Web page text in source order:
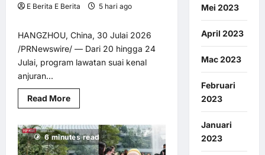
E Berita E Berita 5 hari ago
HANGZHOU, China, 30 Julai 2026
/PRNewswire/ — Dari 20 hingga 24
Julai, program lawatan suai kenal
anjuran...
Read MoreRead
more
Profesional
Pelancongan
Asia
Tenggara
6 minutes read
Mei 2023
April 2023
Mac 2023
Februari
2023
Januari
2023